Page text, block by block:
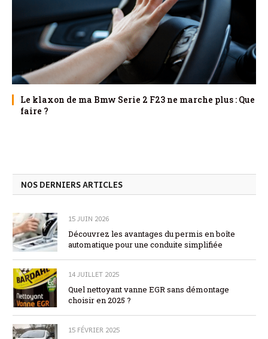
Le klaxon de ma Bmw Serie 2 F23 ne marche plus : Que
faire ?
NOS DERNIERS ARTICLES
15 JUIN 2026
Découvrez les avantages du permis en boîte
automatique pour une conduite simplifiée
14 JUILLET 2025
Quel nettoyant vanne EGR sans démontage
choisir en 2025 ?
15 FÉVRIER 2025